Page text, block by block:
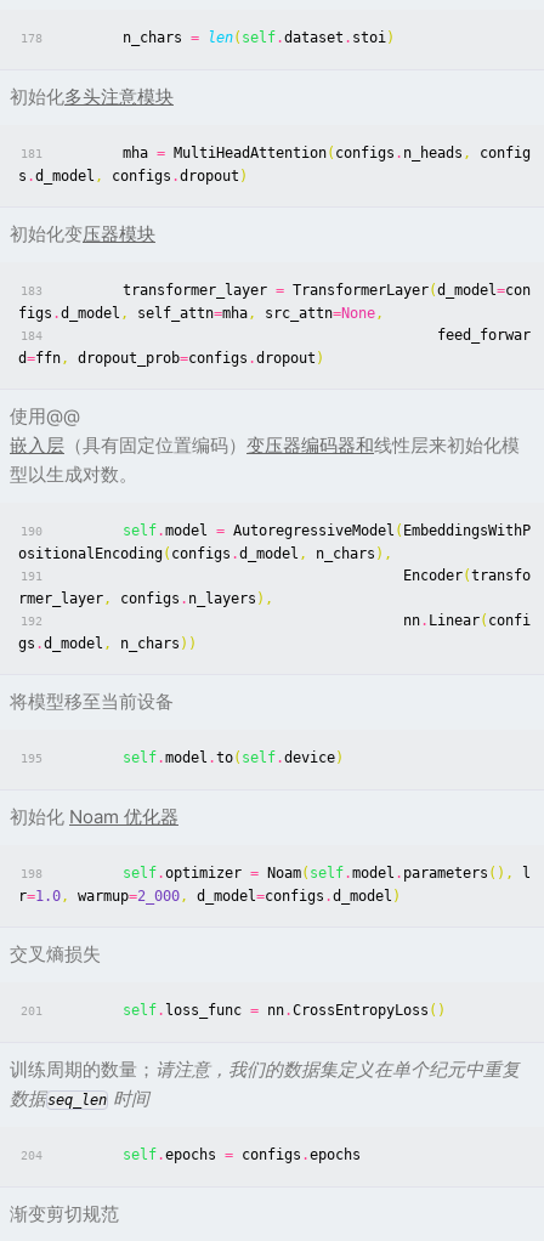
178 n_chars = len( self.dataset . stoi)
初始化多头注意模块
181 mha = MultiHeadAttention( configs . n_heads ,
config
s .d_model , configs .dropout )
初始化变压器模块
183 transformer_layer = TransformerLayer(d_model=con
figs .d_model , self_attn=mha, src_attn=None,
184
feed_forwar
d=ffn, dropout_prob=configs .dropout )
使用@@
嵌入层 （具有固定位置编码） 变压器编码器和线性层来初始化模
型以生成对数。
190 self.model = AutoregressiveModel ( EmbeddingsWithP
ositionalEncoding( configs .d_model , n_chars ),
191 Encoder(transfo
rmer_layer, configs . n_layers ),
192 nn. Linear( confi
gs .d_model , n_chars ))
将模型移至当前设备
195 self.model .to( self.device)
初始化 Noam 优化器
198 self.optimizer = Noam( self.model . parameters (),
l
r=1.0, warmup=2_000, d_model=configs .d_model )
交叉熵损失
201 self. loss_func = nn.CrossEntropyLoss ()
训练周期的数量； 请注意，我们的数据集定义在单个纪元中重复
数据seq_len 时间
204 self.epochs = configs .epochs
渐变剪切规范